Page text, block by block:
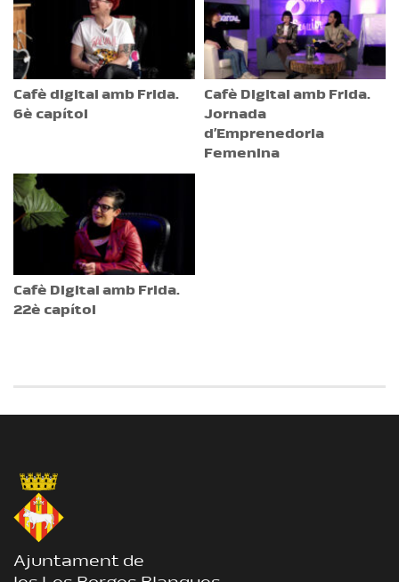
Cafè digital amb Frida.
6è capítol
Cafè Digital amb Frida.
Jornada
d’Emprenedoria
Femenina
Cafè Digital amb Frida.
22è capítol
Ajuntament de